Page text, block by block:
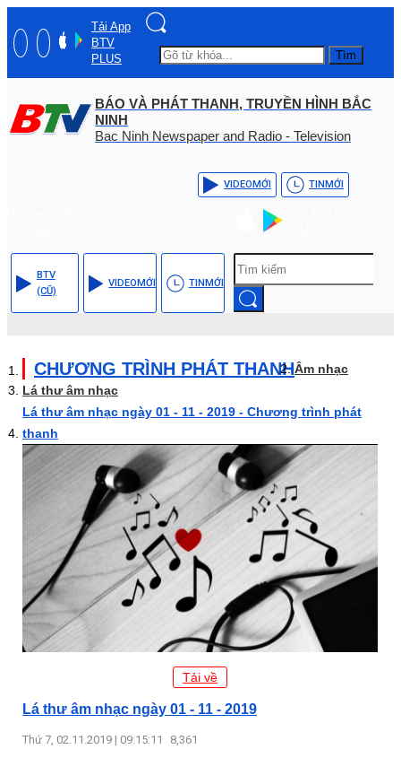
Tải App
BTV
PLUS
Tìm
BÁO VÀ PHÁT THANH, TRUYỀN HÌNH BẮC
NINH
Bac Ninh Newspaper and Radio - Television
VIDEOMỚI TINMỚI
BTV
(CŨ)
VIDEOMỚI TINMỚI
CHƯƠNG TRÌNH PHÁT THANHÂm nhạc
Lá thư âm nhạc
Lá thư âm nhạc ngày 01 - 11 - 2019 - Chương trình phát
thanh
Tải về
Lá thư âm nhạc ngày 01 - 11 - 2019
Thứ 7, 02.11.2019 | 09:15:11 8,361